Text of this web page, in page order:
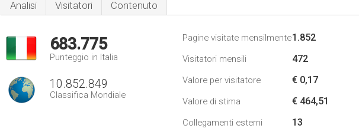
Analisi Visitatori Contenuto
683.775
Punteggio in Italia
10.852.849
Classifica Mondiale
Pagine visitate mensilmente1.852
Visitatori mensili 472
Valore per visitatore € 0,17
Valore di stima € 464,51
Collegamenti esterni 13